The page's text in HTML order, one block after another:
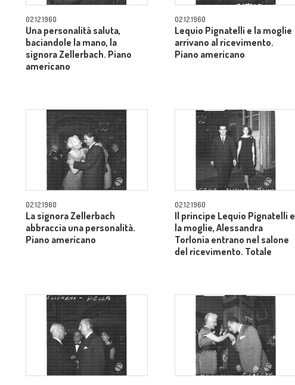
02.12.1960
Una personalità saluta,
baciandole la mano, la
signora Zellerbach. Piano
americano
02.12.1960
Lequio Pignatelli e la moglie
arrivano al ricevimento.
Piano americano
02.12.1960
La signora Zellerbach
abbraccia una personalità.
Piano americano
02.12.1960
Il principe Lequio Pignatelli e
la moglie, Alessandra
Torlonia entrano nel salone
del ricevimento. Totale